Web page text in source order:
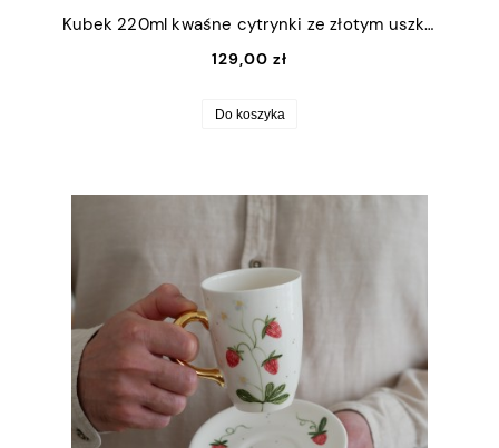
Kubek 220ml kwaśne cytrynki ze złotym uszkiem
129,00 zł
Do koszyka